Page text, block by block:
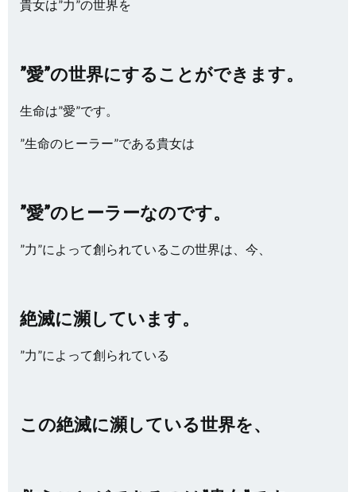
貴女は”力”の世界を
”愛”の世界にすることができます。
生命は”愛”です。
”生命のヒーラー”である貴女は
”愛”のヒーラーなのです。
”力”によって創られているこの世界は、今、
絶滅に瀕しています。
”力”によって創られている
この絶滅に瀕している世界を、